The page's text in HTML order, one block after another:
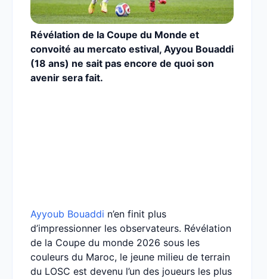
Révélation de la Coupe du Monde et
convoité au mercato estival, Ayyou Bouaddi
(18 ans) ne sait pas encore de quoi son
avenir sera fait.
Ayyoub Bouaddi n’en finit plus
d’impressionner les observateurs. Révélation
de la Coupe du monde 2026 sous les
couleurs du Maroc, le jeune milieu de terrain
du LOSC est devenu l’un des joueurs les plus